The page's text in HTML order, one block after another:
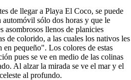
de llegar a Playa El Coco, se puede
sólo dos horas y que le
asombrosos llenos de planicies
de colorido, a las cuales los nativos les
pequeño". Los colores de estas
pues se ve en medio de las colinas
Al alzar la mirada se ve el mar y el
al profundo.